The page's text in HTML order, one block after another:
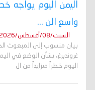
اليمن اليوم يواجه
واسع الن ...
السبت/08/أغسطس/2026 - 12:10 ص
بيان منسوب إلى المبعوث
اليوم خطراً متزايداً من ال